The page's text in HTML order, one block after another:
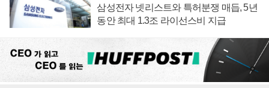
삼성전자 넷리스트와 특허분쟁 매듭, 5년
동안 최대 1.3조 라이선스비 지급